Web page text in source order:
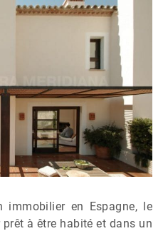
immobilier en Espagne, le
à être habité et dans un